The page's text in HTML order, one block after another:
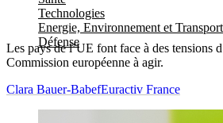
Technologies
Energie, Environnement et Transport
Défense
Les pays de l’UE font face à des tensions
Commission européenne à agir.
Clara Bauer-BabefEuractiv France